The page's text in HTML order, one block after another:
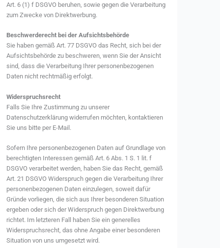
Art. 6 (1) f DSGVO beruhen, sowie gegen die Verarbeitung
zum Zwecke von Direktwerbung.
Beschwerderecht bei der Aufsichtsbehörde
Sie haben gemäß Art. 77 DSGVO das Recht, sich bei der
Aufsichtsbehörde zu beschweren, wenn Sie der Ansicht
sind, dass die Verarbeitung Ihrer personenbezogenen
Daten nicht rechtmäßig erfolgt.
Widerspruchsrecht
Falls Sie Ihre Zustimmung zu unserer
Datenschutzerklärung widerrufen möchten, kontaktieren
Sie uns bitte per E-Mail.
Sofern Ihre personenbezogenen Daten auf Grundlage von
berechtigten Interessen gemäß Art. 6 Abs. 1 S. 1 lit. f
DSGVO verarbeitet werden, haben Sie das Recht, gemäß
Art. 21 DSGVO Widerspruch gegen die Verarbeitung Ihrer
personenbezogenen Daten einzulegen, soweit dafür
Gründe vorliegen, die sich aus Ihrer besonderen Situation
ergeben oder sich der Widerspruch gegen Direktwerbung
richtet. Im letzteren Fall haben Sie ein generelles
Widerspruchsrecht, das ohne Angabe einer besonderen
Situation von uns umgesetzt wird.